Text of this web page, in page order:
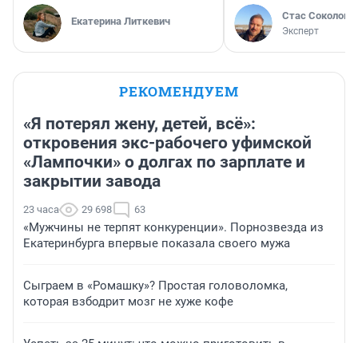
Екатерина Литкевич Стас Соколов
Эксперт
РЕКОМЕНДУЕМ
«Я потерял жену, детей, всё»:
откровения экс-рабочего уфимской
«Лампочки» о долгах по зарплате и
закрытии завода
23 часа 29 698 63
«Мужчины не терпят конкуренции». Порнозвезда из
Екатеринбурга впервые показала своего мужа
Сыграем в «Ромашку»? Простая головоломка,
которая взбодрит мозг не хуже кофе